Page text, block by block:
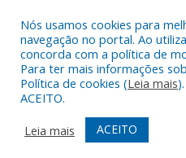
Todos os direitos reservados
José
Mapa do Site
Acessar Área
Acessar Webmail
Nós usamos cookies para
navegação no portal. Ao
concorda com a política de
Para ter mais informações
Política de cookies (Leia mais
ACEITO.
Leia mais
ACEITO